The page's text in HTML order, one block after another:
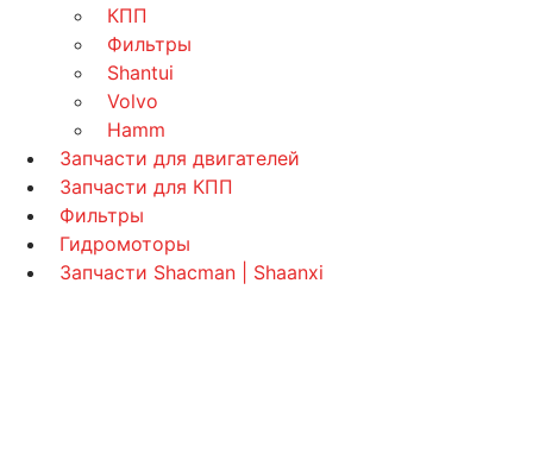
КПП
Фильтры
Shantui
Volvo
Hamm
Запчасти для двигателей
Запчасти для КПП
Фильтры
Гидромоторы
Запчасти Shacman | Shaanxi